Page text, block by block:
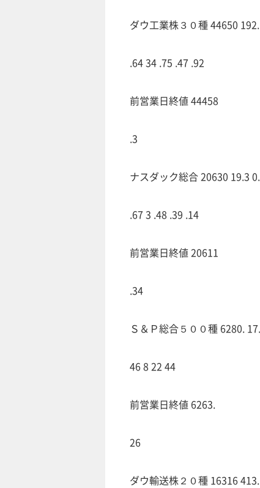
ダウ工業株３０種 44650
.64 34 .75 .47 .92
前営業日終値 44458
.3
ナスダック総合 20630 19.3
.67 3 .48 .39 .14
前営業日終値 20611
.34
Ｓ＆Ｐ総合５００種 6280.
46 8 22 44
前営業日終値 6263.
26
ダウ輸送株２０種 16316